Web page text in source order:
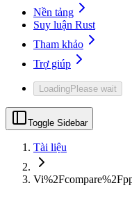
Nền tảng
Suy luận Rust
Tham khảo
Trợ giúp
LoadingPlease wait
Toggle Sidebar
Tài liệu